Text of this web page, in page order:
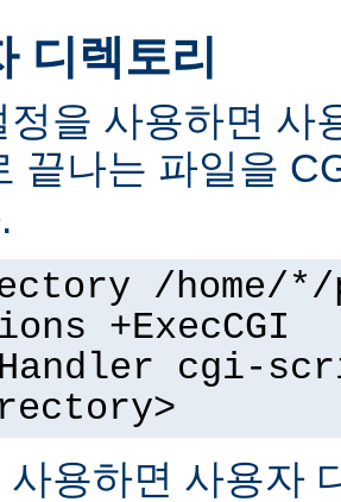
디렉토리
정을 사용하면 사
끝나는 파일을
/home/
+ExecCGI
cgi-
사용하면 사용자